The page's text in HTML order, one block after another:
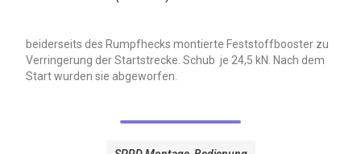
beiderseits des Rumpfhecks montierte Feststoffbooster zu
Verringerung der Startstrecke. Schub je 24,5 kN. Nach dem
Start wurden sie abgeworfen.